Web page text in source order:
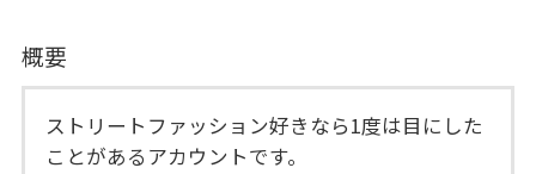
概要
ストリートファッション好きなら1度は目にした
ことがあるアカウントです。